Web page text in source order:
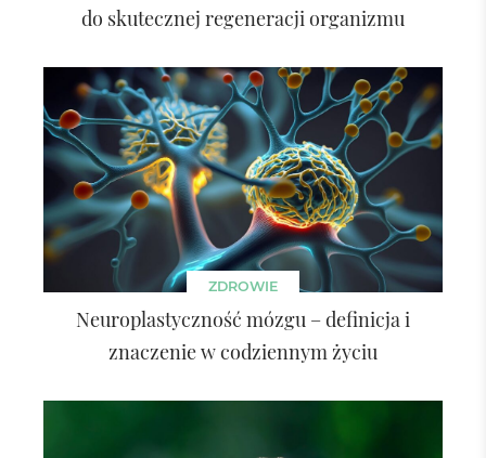
do skutecznej regeneracji organizmu
ZDROWIE
Neuroplastyczność mózgu – definicja i
znaczenie w codziennym życiu